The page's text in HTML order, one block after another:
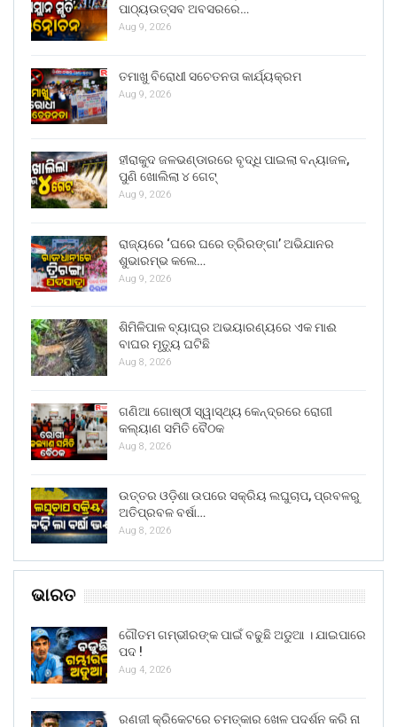
ପାଠ୍ୟଉତ୍ସବ ଅବସରରେ…
Aug 9, 2026
ତମାଖୁ ବିରୋଧୀ ସଚେତନତା କାର୍ଯ୍ୟକ୍ରମ
Aug 9, 2026
ହୀରାକୁଦ ଜଳଭଣ୍ଡାରରେ ବୃଦ୍ଧି ପାଇଲା ବନ୍ୟାଜଳ,
ପୁଣି ଖୋଲିଲା ୪ ଗେଟ୍
Aug 9, 2026
ରାଜ୍ୟରେ ‘ଘରେ ଘରେ ତ୍ରିରଙ୍ଗା’ ଅଭିଯାନର
ଶୁଭାରମ୍ଭ କଲେ…
Aug 9, 2026
ଶିମିଳିପାଳ ବ୍ୟାଘ୍ର ଅଭୟାରଣ୍ୟରେ ଏକ ମାଈ
ବାଘର ମୃତ୍ୟୁ ଘଟିଛି
Aug 8, 2026
ଗଣିଆ ଗୋଷ୍ଠୀ ସ୍ୱାସ୍ଥ୍ୟ କେନ୍ଦ୍ରରେ ରୋଗୀ
କଲ୍ୟାଣ ସମିତି ବୈଠକ
Aug 8, 2026
ଉତ୍ତର ଓଡ଼ିଶା ଉପରେ ସକ୍ରିୟ ଲଘୁଚାପ, ପ୍ରବଳରୁ
ଅତିପ୍ରବଳ ବର୍ଷା…
Aug 8, 2026
ଭାରତ
ଗୌତମ ଗମ୍ଭୀରଙ୍କ ପାଇଁ ବଢୁଛି ଅଡୁଆ । ଯାଇପାରେ
ପଦ !
Aug 4, 2026
ରଣଜୀ କ୍ରିକେଟରେ ଚମତ୍କାର ଖେଳ ପଦର୍ଶନ କରି ନା